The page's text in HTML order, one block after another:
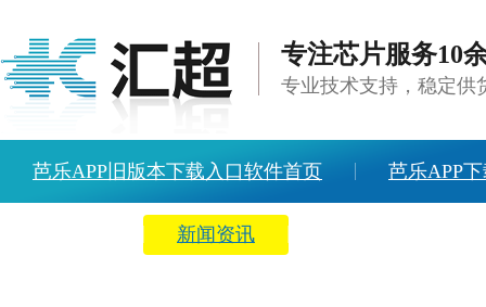
专注芯片服务10
专业技术支持，稳定
芭乐APP旧版本下载入口软件首页 芭乐APP
新闻资讯